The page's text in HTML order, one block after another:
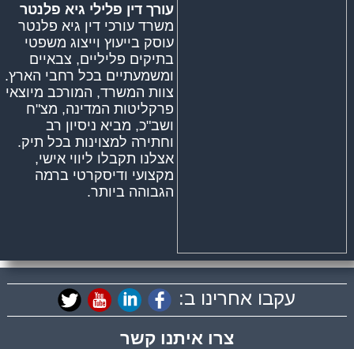
עורך דין פלילי גיא פלנטר
משרד עורכי דין גיא פלנטר
עוסק בייעוץ וייצוג משפטי
בתיקים פליליים, צבאיים
ומשמעתיים בכל רחבי הארץ.
צוות המשרד, המורכב מיוצאי
פרקליטות המדינה, מצ"ח
ושב"כ, מביא ניסיון רב
וחתירה למצוינות בכל תיק.
אצלנו תקבלו ליווי אישי,
מקצועי ודיסקרטי ברמה
הגבוהה ביותר.
עקבו אחרינו ב:
צרו איתנו קשר